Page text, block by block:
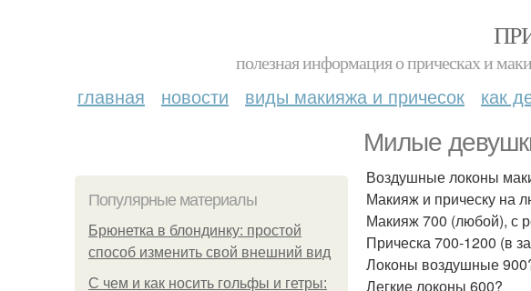
полезная информация о прическах и
главная новости виды макияжа и причесок как
Милые
Популярные материалы
Брюнетка в блондинку: простой
способ изменить свой внешний вид
С чем и как носить гольфы и гетры:
Воздушные локоны
Макияж и прическу на
Макияж 700 (любой), с
Прическа 700-1200 (в
Локоны воздушные
Легкие локоны 600?